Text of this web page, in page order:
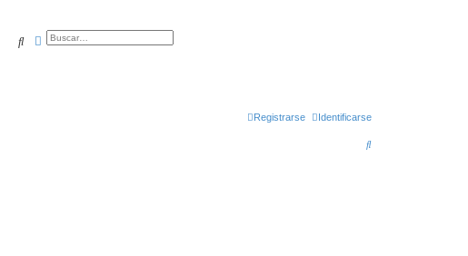
BuscarBúsqueda avanzada
Identificarse
Registrarse
B